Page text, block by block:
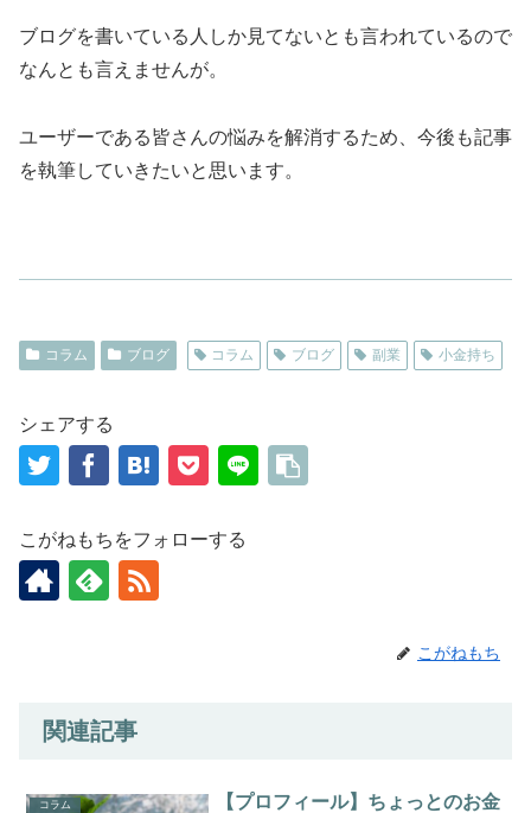
ブログを書いている人しか見てないとも言われているので
なんとも言えませんが。
ユーザーである皆さんの悩みを解消するため、今後も記事
を執筆していきたいと思います。
コラム ブログ コラム ブログ 副業 小金持ち
シェアする
こがねもちをフォローする
こがねもち
関連記事
コラム
【プロフィール】ちょっとのお金